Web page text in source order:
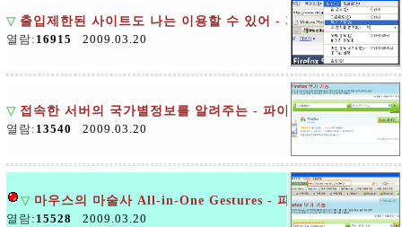
▽ 출입제한된 사이트도 나는 이용할 수 있어 - 파이어폭스 확장
열람: 16915 2009.03.20
▽ 접속한 서버의 국가별정보를 알려주는 - 파이어폭스 확장기능
열람: 13540 2009.03.20
▽ 마우스의 마술사 All-in-One Gestures - 파이어폭스 확장기능
열람: 15528 2009.03.20